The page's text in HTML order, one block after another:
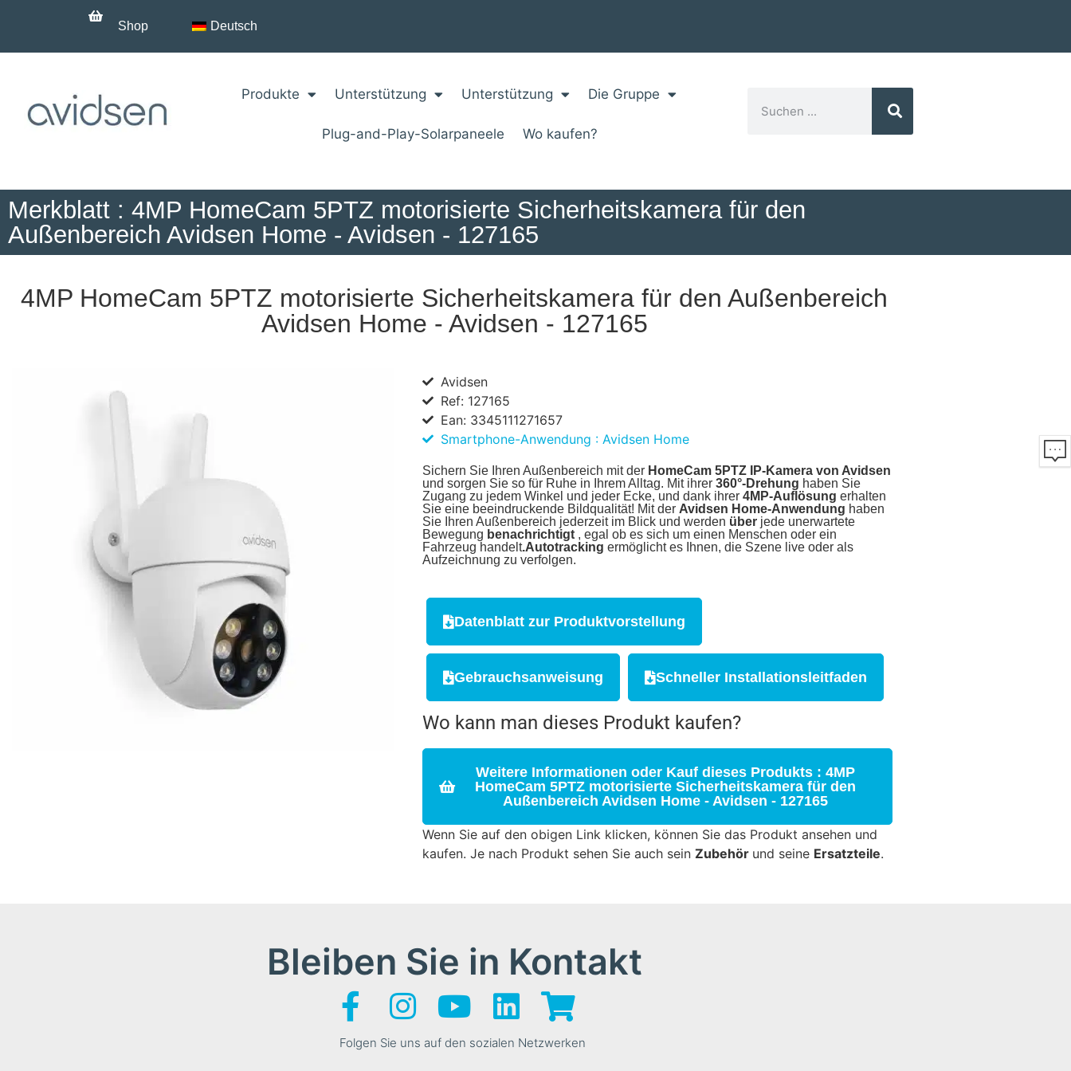
Shop Deutsch
Produkte Unterstützung Unterstützung Die Gruppe
Plug-and-Play-Solarpaneele Wo kaufen?
Merkblatt : 4MP HomeCam 5PTZ motorisierte Sicherheitskamera für den
Außenbereich Avidsen Home - Avidsen - 127165
4MP HomeCam 5PTZ motorisierte Sicherheitskamera für den Außenbereich
Avidsen Home - Avidsen - 127165
Avidsen
Ref: 127165
Ean: 3345111271657
Smartphone-Anwendung : Avidsen Home
Sichern Sie Ihren Außenbereich mit der HomeCam 5PTZ IP-Kamera von Avidsen
und sorgen Sie so für Ruhe in Ihrem Alltag. Mit ihrer 360°-Drehung haben Sie
Zugang zu jedem Winkel und jeder Ecke, und dank ihrer 4MP-Auflösung erhalten
Sie eine beeindruckende Bildqualität! Mit der Avidsen Home-Anwendung haben
Sie Ihren Außenbereich jederzeit im Blick und werden über jede unerwartete
Bewegung benachrichtigt , egal ob es sich um einen Menschen oder ein
Fahrzeug handelt.Autotracking ermöglicht es Ihnen, die Szene live oder als
Aufzeichnung zu verfolgen.
Datenblatt zur Produktvorstellung
Gebrauchsanweisung Schneller Installationsleitfaden
Wo kann man dieses Produkt kaufen?
Weitere Informationen oder Kauf dieses Produkts : 4MP
HomeCam 5PTZ motorisierte Sicherheitskamera für den
Außenbereich Avidsen Home - Avidsen - 127165
Wenn Sie auf den obigen Link klicken, können Sie das Produkt ansehen und
kaufen. Je nach Produkt sehen Sie auch sein Zubehör und seine Ersatzteile.
Bleiben Sie in Kontakt
Folgen Sie uns auf den sozialen Netzwerken